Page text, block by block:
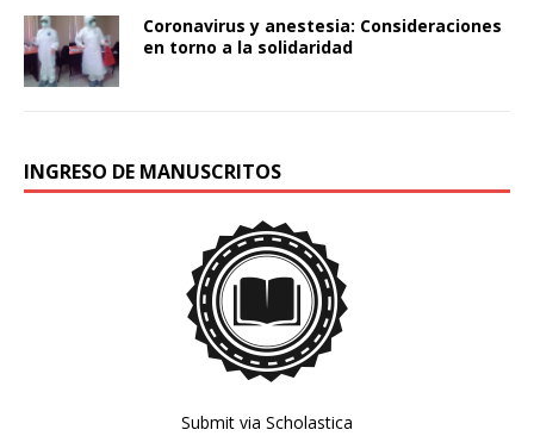
Coronavirus y anestesia: Consideraciones
en torno a la solidaridad
INGRESO DE MANUSCRITOS
Submit via Scholastica